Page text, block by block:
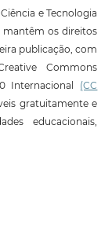
e Tecnologia
os direitos
publicação, com
Commons
Internacional (CC
gratuitamente e
educacionais,